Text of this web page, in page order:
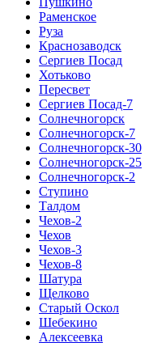
Раменское
Руза
Краснозаводск
Сергиев Посад
Хотьково
Пересвет
Сергиев Посад-7
Солнечногорск
Солнечногорск-7
Солнечногорск-30
Солнечногорск-25
Солнечногорск-2
Ступино
Талдом
Чехов-2
Чехов
Чехов-3
Чехов-8
Шатура
Щелково
Старый Оскол
Шебекино
Алексеевка